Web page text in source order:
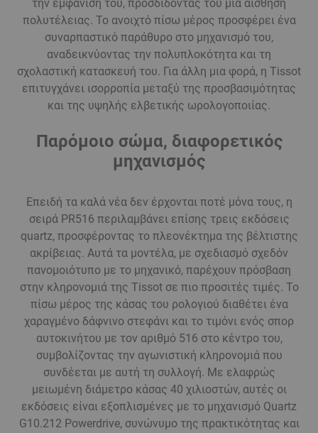
την εμφάνισή του, προσδίδοντάς του μια αίσθηση
πολυτέλειας. Το ανοιχτό πίσω μέρος προσφέρει ένα
συναρπαστικό παράθυρο στο μηχανισμό του,
αναδεικνύοντας την πολυπλοκότητα και τη
σχολαστική κατασκευή του. Για άλλη μια φορά, η Tissot
επιτυγχάνει ισορροπία μεταξύ της προσβασιμότητας
και της υψηλής ελβετικής ωρολογοποιίας.
Παρόμοιο σώμα, διαφορετικός
μηχανισμός
Επειδή τα καλά νέα δεν έρχονται ποτέ μόνα τους, η
σειρά PR516 περιλαμβάνει επίσης τρεις εκδόσεις
quartz, προσφέροντας το πλεονέκτημα της βέλτιστης
ακρίβειας. Αυτά τα μοντέλα, με σχεδιασμό σχεδόν
πανομοιότυπο με το μηχανικό, παρέχουν πρόσβαση
στην κληρονομιά της Tissot σε πιο προσιτές τιμές. Το
πίσω μέρος της κάσας του ρολογιού διαθέτει ένα
χαραγμένο δάφνινο στεφάνι και το τιμόνι ενός σπορ
αυτοκινήτου με τον αριθμό 516 στο κέντρο του,
συμβολίζοντας την αγωνιστική κληρονομιά που
συνδέεται με αυτή τη συλλογή. Με ελαφρώς
μειωμένη διάμετρο κάσας 40 χιλιοστών, αυτές οι
εκδόσεις είναι εξοπλισμένες με το μηχανισμό Quartz
G10.212 Powerdrive, συνώνυμο της πρακτικότητας και